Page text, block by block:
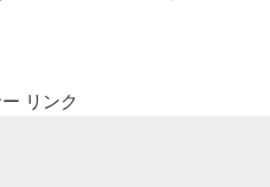
リンク